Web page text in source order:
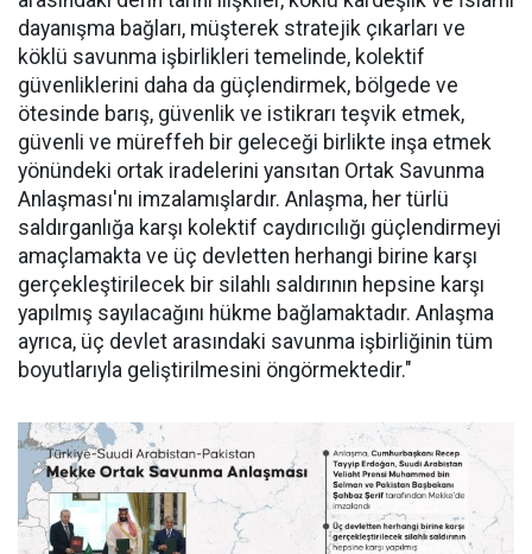
dayanışma bağları, müşterek stratejik çıkarları ve
köklü savunma işbirlikleri temelinde, kolektif
güvenliklerini daha da güçlendirmek, bölgede ve
ötesinde barış, güvenlik ve istikrarı teşvik etmek,
güvenli ve müreffeh bir geleceği birlikte inşa etmek
yönündeki ortak iradelerini yansıtan Ortak Savunma
Anlaşması'nı imzalamışlardır. Anlaşma, her türlü
saldırganlığa karşı kolektif caydırıcılığı güçlendirmeyi
amaçlamakta ve üç devletten herhangi birine karşı
gerçekleştirilecek bir silahlı saldırının hepsine karşı
yapılmış sayılacağını hükme bağlamaktadır. Anlaşma
ayrıca, üç devlet arasındaki savunma işbirliğinin tüm
boyutlarıyla geliştirilmesini öngörmektedir."